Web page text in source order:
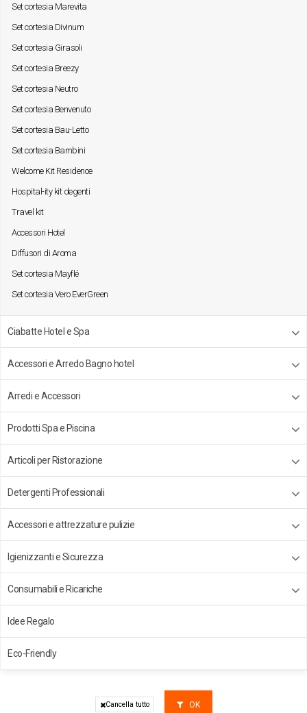
Set cortesia Marevita
Set cortesia Divinum
Set cortesia Girasoli
Set cortesia Breezy
Set cortesia Neutro
Set cortesia Benvenuto
Set cortesia Bau-Letto
Set cortesia Bambini
Welcome Kit Residence
Hospital-ity kit degenti
Travel kit
Accessori Hotel
Diffusori di Aroma
Set cortesia Mayflé
Set cortesia Vero EverGreen
Ciabatte Hotel e Spa
Accessori e Arredo Bagno hotel
Arredi e Accessori
Prodotti Spa e Piscina
Articoli per Ristorazione
Detergenti Professionali
Accessori e attrezzature pulizie
Igienizzanti e Sicurezza
Consumabili e Ricariche
Idee Regalo
Eco-Friendly
Cancella tutto OK